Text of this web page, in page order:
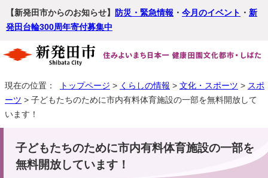
【新発田市からのお知らせ】 防災・緊急情報 ・ 今月のイベント ・ 新
発田台輪300周年寄付募集中
現在の位置： トップページ > くらしの情報 > 文化・スポーツ > スポ
ーツ > 子どもたちのために市内有料体育施設の一部を無料開放して
います！
子どもたちのために市内有料体育施設の一部を
無料開放しています！